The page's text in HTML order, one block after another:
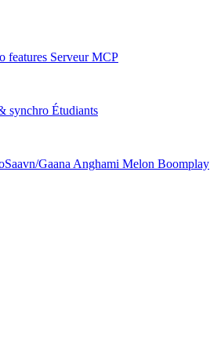
features Serveur MCP
synchro Étudiants
Gaana Anghami Melon Boomplay